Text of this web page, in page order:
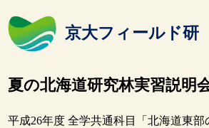
京大フィールド研
夏の北海道研究林実習説明
平成26年度 全学共通科目「北海道東